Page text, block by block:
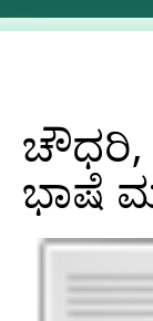
ಚೌಧರಿ,
ಭಾಷೆ